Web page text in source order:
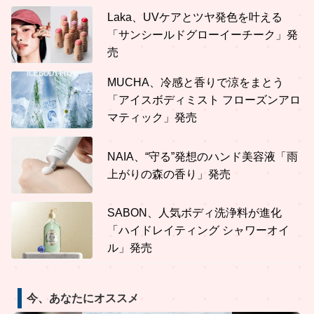
Laka、UVケアとツヤ発色を叶える
「サンシールドグローイーチーク」発
売
MUCHA、冷感と香りで涼をまとう
「アイスボディミスト フローズンアロ
マティック」発売
NAIA、“守る”発想のハンド美容液「雨
上がりの森の香り」発売
SABON、人気ボディ洗浄料が進化
「ハイドレイティング シャワーオイ
ル」発売
今、あなたにオススメ